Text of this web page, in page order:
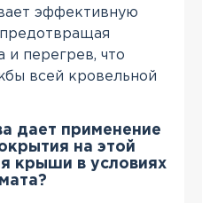
эффективную
и перегрев, что
всей кровельной
дает применение
на этой
крыши в условиях